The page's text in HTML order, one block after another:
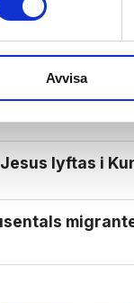
Avvisa
hittad död
lyftas i